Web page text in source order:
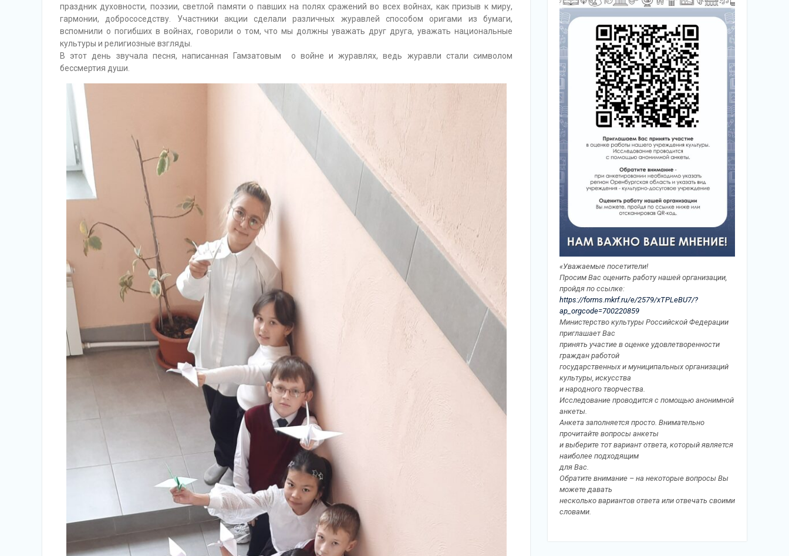
праздник духовности, поэзии, светлой памяти о павших на полях сражений во всех войнах, как призыв к миру,
гармонии, добрососедству. Участники акции сделали различных журавлей способом оригами из бумаги,
вспомнили о погибших в войнах, говорили о том, что мы должны уважать друг друга, уважать национальные
культуры и религиозные взгляды.
В этот день звучала песня, написанная Гамзатовым о войне и журавлях, ведь журавли стали символом
бессмертия души.
«Уважаемые посетители!
Просим Вас оценить работу нашей организации,
пройдя по ссылке:
https://forms.mkrf.ru/e/2579/xTPLeBU7/?
ap_orgcode=700220859
Министерство культуры Российской Федерации
приглашает Вас
принять участие в оценке удовлетворенности
граждан работой
государственных и муниципальных организаций
культуры, искусства
и народного творчества.
Исследование проводится с помощью анонимной
анкеты.
Анкета заполняется просто. Внимательно
прочитайте вопросы анкеты
и выберите тот вариант ответа, который является
наиболее подходящим
для Вас.
Обратите внимание – на некоторые вопросы Вы
можете давать
несколько вариантов ответа или отвечать своими
словами.